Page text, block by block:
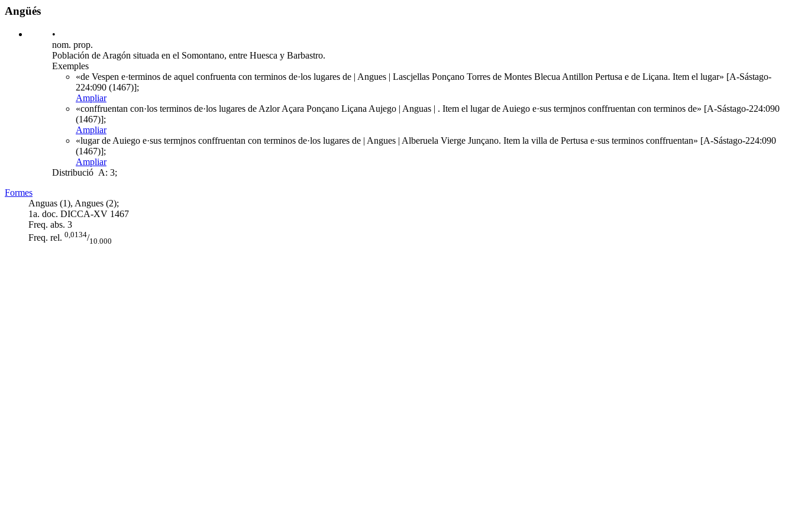
Angüés
•
nom. prop.
Población de Aragón situada en el Somontano, entre Huesca y Barbastro.
Exemples
«de Vespen e·terminos de aquel confruenta con terminos de·los lugares de | Angues | Lascjellas Ponçano Torres de Montes Blecua Antillon Pertusa e de Liçana. Item el lugar» [A-Sástago-
224:090 (1467)];
Ampliar
«conffruentan con·los terminos de·los lugares de Azlor Açara Ponçano Liçana Aujego | Anguas | . Item el lugar de Auiego e·sus termjnos conffruentan con terminos de» [A-Sástago-224:090
(1467)];
Ampliar
«lugar de Auiego e·sus termjnos conffruentan con terminos de·los lugares de | Angues | Alberuela Vierge Junçano. Item la villa de Pertusa e·sus terminos conffruentan» [A-Sástago-224:090
(1467)];
Ampliar
Distribució A: 3;
Formes
Anguas (1), Angues (2);
1a. doc. DICCA-XV 1467
Freq. abs. 3
Freq. rel. 0,0134/10.000